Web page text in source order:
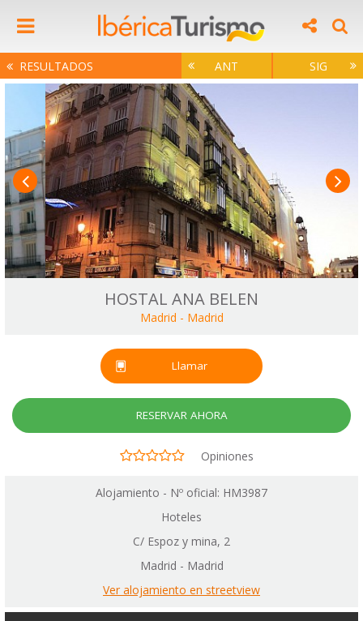
RESULTADOS ANT SIG
HOSTAL ANA BELEN
Madrid - Madrid
Llamar
RESERVAR AHORA
Opiniones
Alojamiento - Nº oficial: HM3987
Hoteles
C/ Espoz y mina, 2
Madrid - Madrid
Ver alojamiento en streetview